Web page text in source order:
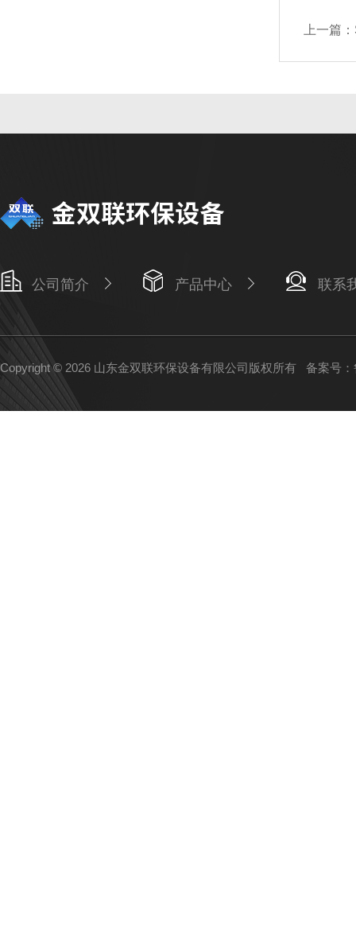
上一篇：
公司简介 产品中心 联系
Copyright © 2026 山东金双联环保设备有限公司版权所有 备案号